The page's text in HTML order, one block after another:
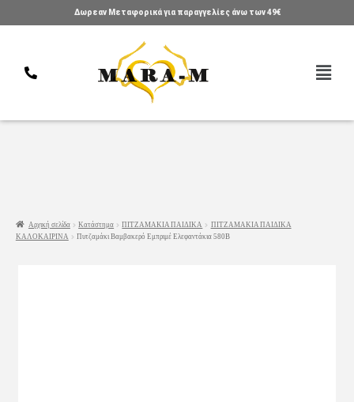
Δωρεαν Μεταφορικά για παραγγελίες άνω των 49€
Αρχική σελίδα Κατάστημα ΠΙΤΖΑΜΑΚΙΑ ΠΑΙΔΙΚΑ
ΠΙΤΖΑΜΑΚΙΑ ΠΑΙΔΙΚΑ
ΚΑΛΟΚΑΙΡΙΝΑ
Πυτζαμάκι Βαμβακερό Εμπριμέ Ελεφαντάκια 580Β